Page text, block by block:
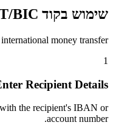
שימוש בקוד SWIFT/BIC זה
money transfer
1
Recipient Details
the recipient's IBAN or
account number.